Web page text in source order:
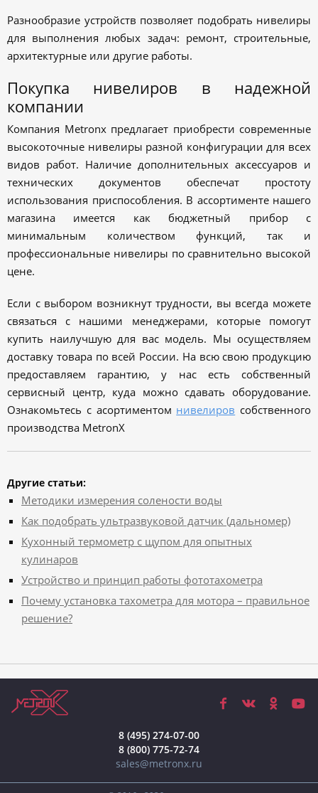
Разнообразие устройств позволяет подобрать нивелиры
для выполнения любых задач: ремонт, строительные,
архитектурные или другие работы.
Покупка нивелиров в надежной
компании
Компания Metronx предлагает приобрести современные
высокоточные нивелиры разной конфигурации для всех
видов работ. Наличие дополнительных аксессуаров и
технических документов обеспечат простоту
использования приспособления. В ассортименте нашего
магазина имеется как бюджетный прибор с
минимальным количеством функций, так и
профессиональные нивелиры по сравнительно высокой
цене.
Если с выбором возникнут трудности, вы всегда можете
связаться с нашими менеджерами, которые помогут
купить наилучшую для вас модель. Мы осуществляем
доставку товара по всей России. На всю свою продукцию
предоставляем гарантию, у нас есть собственный
сервисный центр, куда можно сдавать оборудование.
Ознакомьтесь с асортиментом нивелиров собственного
производства MetronX
Другие статьи:
Методики измерения солености воды
Как подобрать ультразвуковой датчик (дальномер)
Кухонный термометр с щупом для опытных
кулинаров
Устройство и принцип работы фототахометра
Почему установка тахометра для мотора – правильное
решение?
8 (495) 274-07-00
8 (800) 775-72-74
sales@metronx.ru